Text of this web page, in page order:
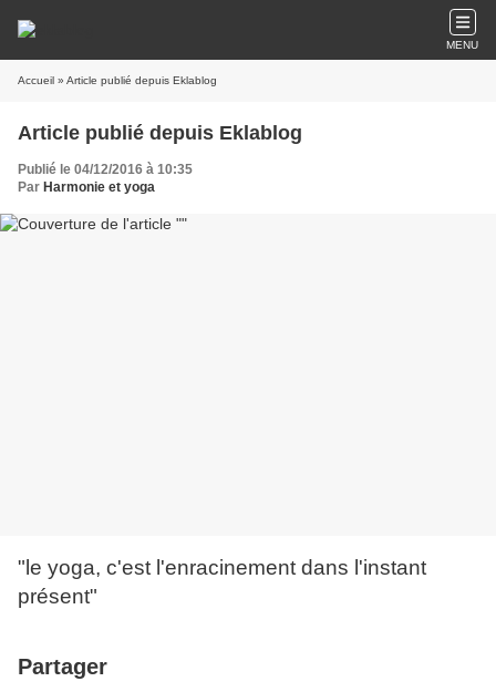
MENU
Accueil » Article publié depuis Eklablog
Article publié depuis Eklablog
Publié le 04/12/2016 à 10:35
Par Harmonie et yoga
"le yoga, c'est l'enracinement dans l'instant
présent"
Partager